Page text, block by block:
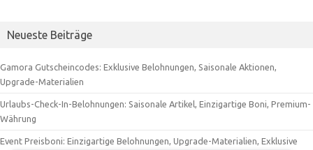
Neueste Beiträge
Gamora Gutscheincodes: Exklusive Belohnungen, Saisonale Aktionen,
Upgrade-Materialien
Urlaubs-Check-In-Belohnungen: Saisonale Artikel, Einzigartige Boni, Premium-
Währung
Event Preisboni: Einzigartige Belohnungen, Upgrade-Materialien, Exklusive